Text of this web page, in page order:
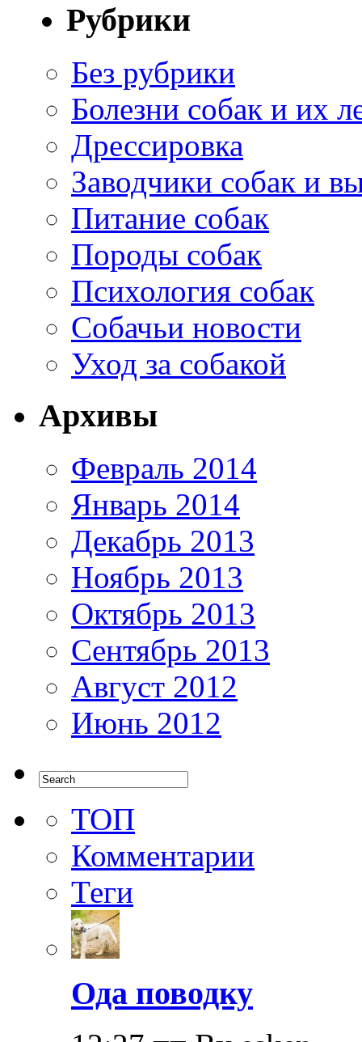
Рубрики
Без рубрики
Болезни собак и их
Дрессировка
Заводчики собак и
Питание собак
Породы собак
Психология собак
Собачьи новости
Уход за собакой
Архивы
Февраль 2014
Январь 2014
Декабрь 2013
Ноябрь 2013
Октябрь 2013
Сентябрь 2013
Август 2012
Июнь 2012
ТОП
Комментарии
Теги
Ода поводку